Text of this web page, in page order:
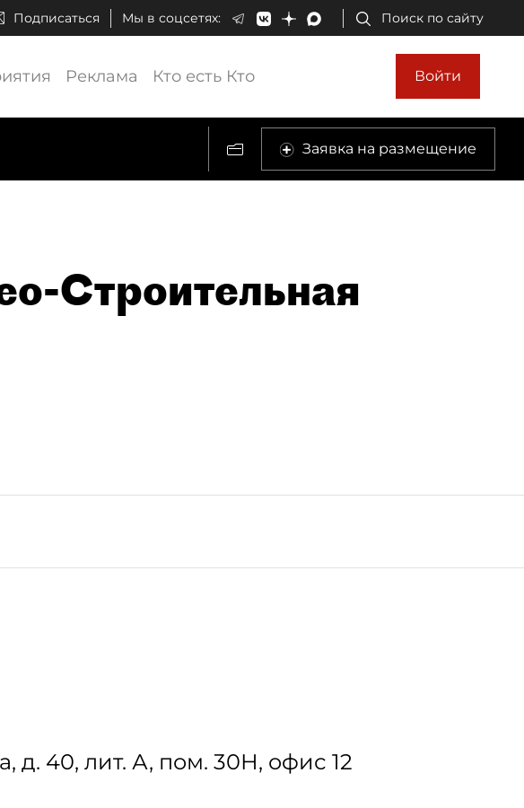
Подписаться Мы в соцсетях: Поиск по сайту
Реклама Кто есть Кто Войти
Заявка на размещение
Строительная
д. 40, лит. А, пом. 30Н, офис 12